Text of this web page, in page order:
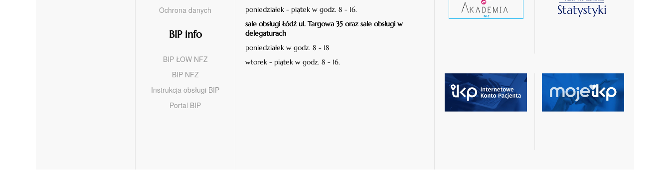
Ochrona danych
BIP info
BIP ŁOW NFZ
BIP NFZ
Instrukcja obsługi BIP
Portal BIP
poniedziałek - piątek w godz. 8 - 16.
sale obsługi Łódź ul. Targowa 35 oraz sale obsługi w
delegaturach
poniedziałek w godz. 8 - 18
wtorek - piątek w godz. 8 - 16.
czytaj
czytaj
czytaj
czytaj